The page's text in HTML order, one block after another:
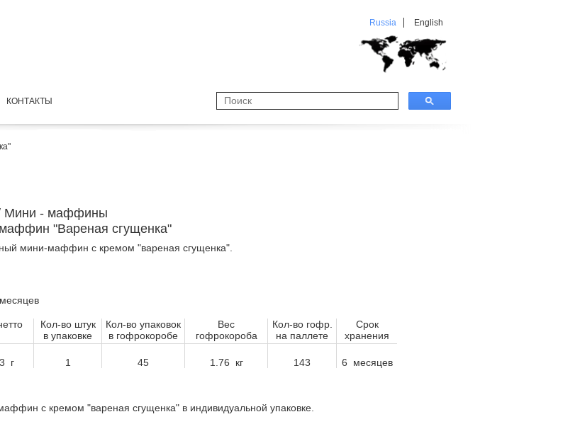
Russia English
КОНТАКТЫ
Мини - маффины
"Вареная сгущенка"
мини-маффин с кремом "вареная сгущенка".
Кол-во штук
в упаковке
Кол-во упаковок
в гофрокоробе
Вес
гофрокороба
Кол-во гофр.
на паллете
Срок
хранения
г 1 45 1.76 кг 143 6 месяцев
с кремом "вареная сгущенка" в индивидуальной упаковке.